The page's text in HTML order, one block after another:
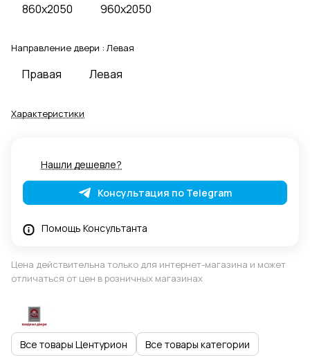
860x2050 960x2050
Направление двери : Левая
Правая Левая
Характеристики
Нашли дешевле?
Консультация по Telegram
Помощь Консультанта
Цена действительна только для интернет-магазина и может
отличаться от цен в розничных магазинах
Все товары Центурион Все товары категории